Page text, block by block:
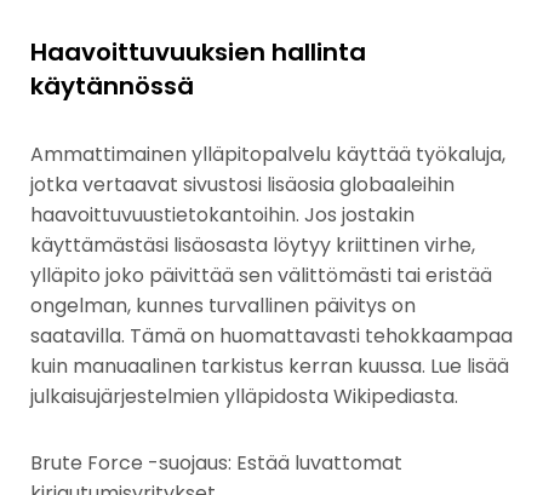
Haavoittuvuuksien hallinta
käytännössä
Ammattimainen ylläpitopalvelu käyttää työkaluja,
jotka vertaavat sivustosi lisäosia globaaleihin
haavoittuvuustietokantoihin. Jos jostakin
käyttämästäsi lisäosasta löytyy kriittinen virhe,
ylläpito joko päivittää sen välittömästi tai eristää
ongelman, kunnes turvallinen päivitys on
saatavilla. Tämä on huomattavasti tehokkaampaa
kuin manuaalinen tarkistus kerran kuussa. Lue lisää
julkaisujärjestelmien ylläpidosta Wikipediasta.
Brute Force -suojaus: Estää luvattomat